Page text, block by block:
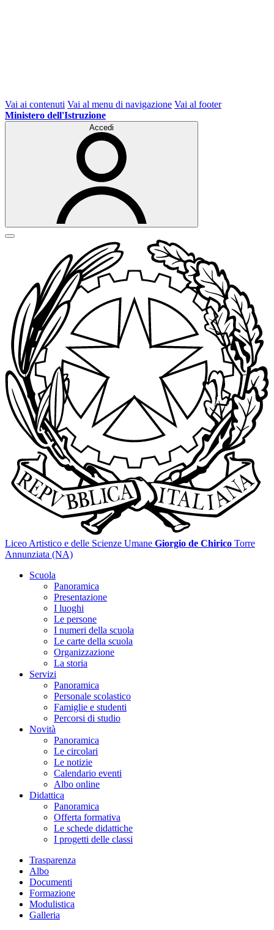
Vai ai contenuti Vai al menu di navigazione Vai al footer
Ministero dell'Istruzione
Accedi
Liceo Artistico e delle Scienze Umane Giorgio de Chirico Torre
Annunziata (NA)
Scuola
Panoramica
Presentazione
I luoghi
Le persone
I numeri della scuola
Le carte della scuola
Organizzazione
La storia
Servizi
Panoramica
Personale scolastico
Famiglie e studenti
Percorsi di studio
Novità
Panoramica
Le circolari
Le notizie
Calendario eventi
Albo online
Didattica
Panoramica
Offerta formativa
Le schede didattiche
I progetti delle classi
Trasparenza
Albo
Documenti
Formazione
Modulistica
Galleria